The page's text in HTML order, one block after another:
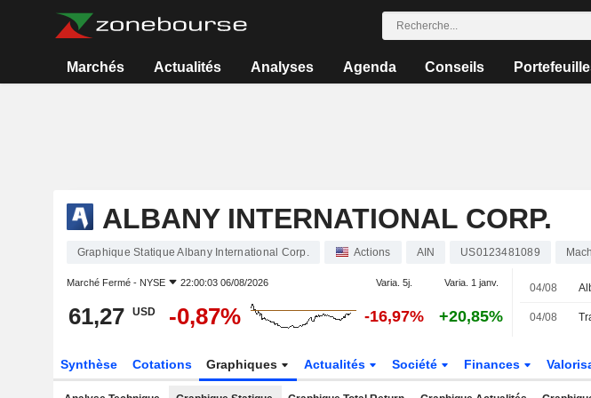
Marchés Actualités Analyses Agenda Conseils
ALBANY INTERNATIONAL CORP.
Graphique Statique Albany International Corp. Actions AIN US0123481089
Marché Fermé - NYSE 22:00:03 06/08/2026 Varia. 5j. Varia. 1 janv.
61,27 USD -0,87% -16,97% +20,85%
04/08
04/08
Synthèse Cotations Graphiques Actualités Société Finances